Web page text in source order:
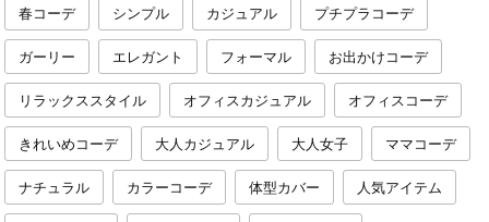
春コーデ シンプル カジュアル プチプラコーデ
ガーリー エレガント フォーマル お出かけコーデ
リラックススタイル オフィスカジュアル オフィスコーデ
きれいめコーデ 大人カジュアル 大人女子 ママコーデ
ナチュラル カラーコーデ 体型カバー 人気アイテム